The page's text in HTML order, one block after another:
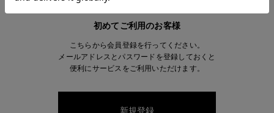
初めてご利用のお客様
こちらから会員登録を行ってください。
メールアドレスとパスワードを登録しておくと
便利にサービスをご利用いただけます。